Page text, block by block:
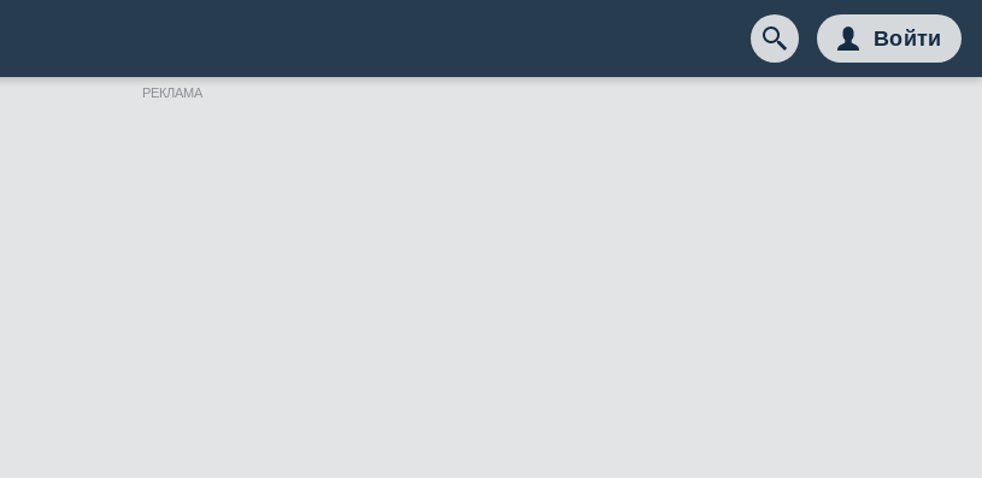
Войти
РЕКЛАМА